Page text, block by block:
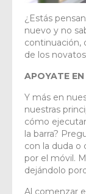
¿Estás
nuevo y no
continuación,
de los
APOYATE
Y más en
nuestras
cómo
la barra?
con la duda o
por el móvil.
dejándolo
Al comenzar